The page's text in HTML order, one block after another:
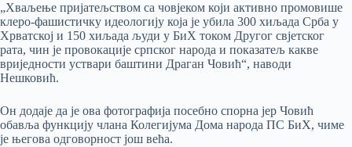
„Хваљење пријатељством са човјеком који активно промовише
клеро-фашистичку идеологију која је убила 300 хиљада Срба у
Хрватској и 150 хиљада људи у БиХ током Другог свјетског
рата, чин је провокације српског народа и показатељ какве
вриједности уствари баштини Драган Човић“, наводи
Нешковић.
Он додаје да је ова фотографија посебно спорна јер Човић
обавља функцију члана Колегијума Дома народа ПС БиХ, чиме
је његова одговорност још већа.